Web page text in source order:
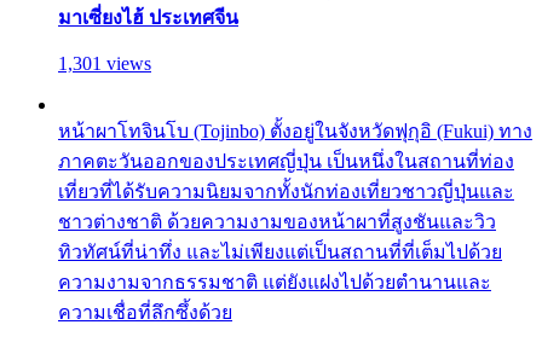
มาเซี่ยงไฮ้ ประเทศจีน
1,301 views
หน้าผาโทจินโบ (Tojinbo) ตั้งอยู่ในจังหวัดฟุกุอิ (Fukui) ทาง
ภาคตะวันออกของประเทศญี่ปุ่น เป็นหนึ่งในสถานที่ท่อง
เที่ยวที่ได้รับความนิยมจากทั้งนักท่องเที่ยวชาวญี่ปุ่นและ
ชาวต่างชาติ ด้วยความงามของหน้าผาที่สูงชันและวิว
ทิวทัศน์ที่น่าทึ่ง และไม่เพียงแต่เป็นสถานที่ที่เต็มไปด้วย
ความงามจากธรรมชาติ แต่ยังแฝงไปด้วยตำนานและ
ความเชื่อที่ลึกซึ้งด้วย